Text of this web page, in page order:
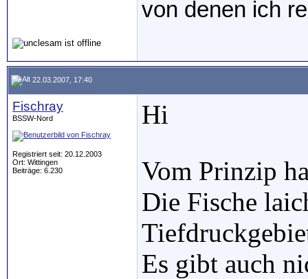
von denen ich
22.03.2007, 17:40
Fischray
BSSW-Nord
Registriert seit: 20.12.2003
Ort: Wittingen
Beiträge: 6.230
Hi
Vom Prinzip
Die Fische
Es gibt auch